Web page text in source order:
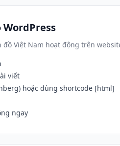
Việt Nam hoạt động trên
viết
hoặc dùng shortcode [html]
ngay